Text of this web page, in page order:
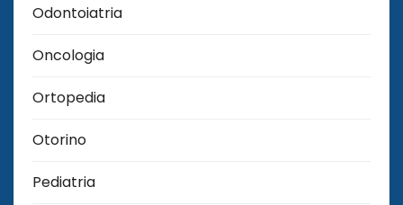
Odontoiatria
Oncologia
Ortopedia
Otorino
Pediatria